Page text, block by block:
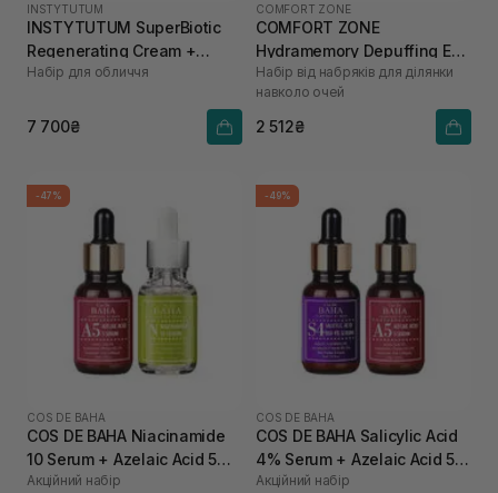
INSTYTUTUM
INSTYTUTUM SuperBiotic
Regenerating Cream +
REFILL POD 50 мл, 50 мл
Набір для обличчя
7 700₴
COMFORT ZONE
COMFORT ZONE
Hydramemory Depuffing Eye
Kit
Набір від набряків для ділянки
навколо очей
2 512₴
-47%
COS DE BAHA
COS DE BAHA Niacinamide
10 Serum + Azelaic Acid 5
Serum
Акційний набір
-49%
COS DE BAHA
COS DE BAHA Salicylic Acid
4% Serum + Azelaic Acid 5
Serum
Акційний набір